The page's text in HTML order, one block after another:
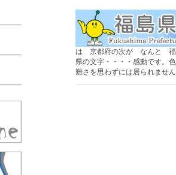
は 京都府の次が なんと 福
県の文字・・・・感動です
難さを思わずには居られませ